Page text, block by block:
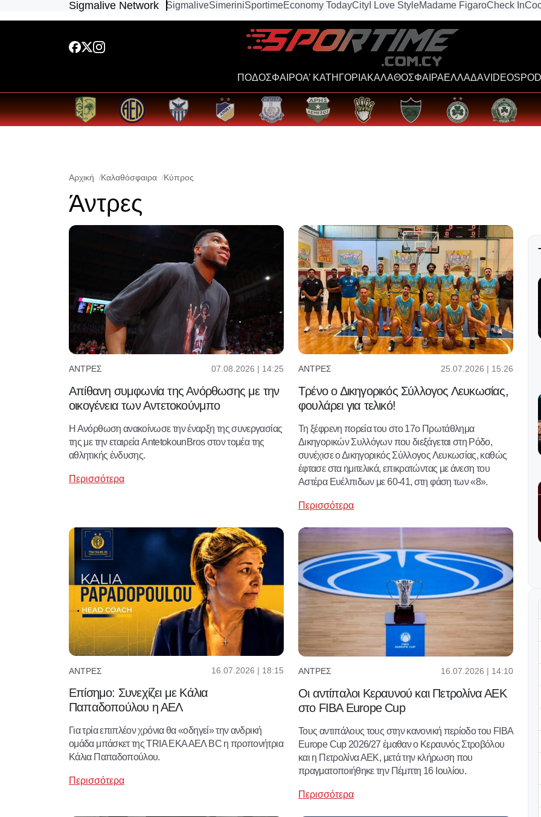
Sigmalive Network SigmaliveSimeriniSportimeEconomy TodayCity I Love StyleMadame FigaroCheck In
ΠΟΔΟΣΦΑΙΡΟΑ’ ΚΑΤΗΓΟΡΙΑΚΑΛΑΘΟΣΦΑΙΡΑΕΛΛΑΔΑVIDEOS
Αρχική Καλαθόσφαιρα Κύπρος
Άντρες
ΆΝΤΡΕΣ 07.08.2026 | 14:25
Απίθανη συμφωνία της Ανόρθωσης με την
οικογένεια των Αντετοκούνμπο
Η Ανόρθωση ανακοίνωσε την έναρξη της συνεργασίας
της με την εταιρεία AntetokounBros στον τομέα της
αθλητικής ένδυσης.
Περισσότερα
ΆΝΤΡΕΣ 25.07.2026 | 15:26
Τρένο ο Δικηγορικός Σύλλογος Λευκωσίας,
φουλάρει για τελικό!
Τη ξέφρενη πορεία του στο 17ο Πρωτάθλημα
Δικηγορικών Συλλόγων που διεξάγεται στη Ρόδο,
συνέχισε ο Δικηγορικός Σύλλογος Λευκωσίας, καθώς
έφτασε στα ημιτελικά, επικρατώντας με άνεση του
Αστέρα Ευέλπιδων με 60-41, στη φάση των «8».
Περισσότερα
ΆΝΤΡΕΣ 16.07.2026 | 18:15
Επίσημο: Συνεχίζει με Κάλια
Παπαδοπούλου η ΑΕΛ
Για τρία επιπλέον χρόνια θα «οδηγεί» την ανδρική
ομάδα μπάσκετ της TRIA ΕΚΑ ΑΕΛ BC η προπονήτρια
Κάλια Παπαδοπούλου.
Περισσότερα
ΆΝΤΡΕΣ 16.07.2026 | 14:10
Οι αντίπαλοι Κεραυνού και Πετρολίνα ΑΕΚ
στο FIBA Europe Cup
Τους αντιπάλους τους στην κανονική περίοδο του FIBA
Europe Cup 2026/27 έμαθαν ο Κεραυνός Στροβόλου
και η Πετρολίνα ΑΕΚ, μετά την κλήρωση που
πραγματοποιήθηκε την Πέμπτη 16 Ιουλίου.
Περισσότερα